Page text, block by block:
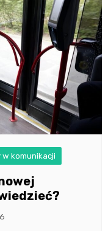
w komunikacji